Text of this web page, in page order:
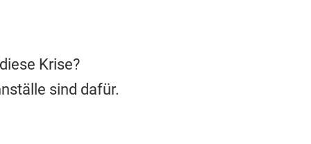
Krise?
sind dafür.